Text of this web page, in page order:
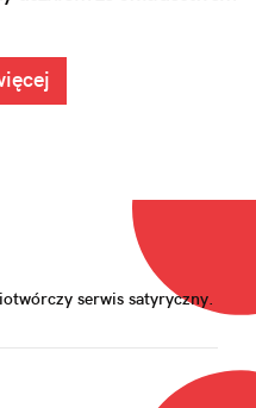
serwis satyryczny.